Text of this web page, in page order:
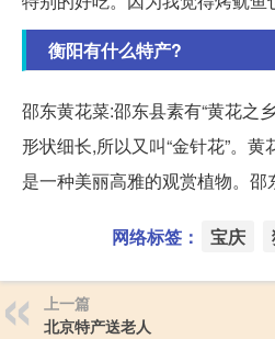
衡阳有什么特产?
邵东黄花菜:邵东县素有“黄花之
形状细长,所以又叫“金针花”。
是一种美丽高雅的观赏植物。邵
网络标签： 宝庆
上一篇
北京特产送老人